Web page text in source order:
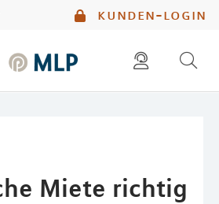
kunden-login
Miete richtig